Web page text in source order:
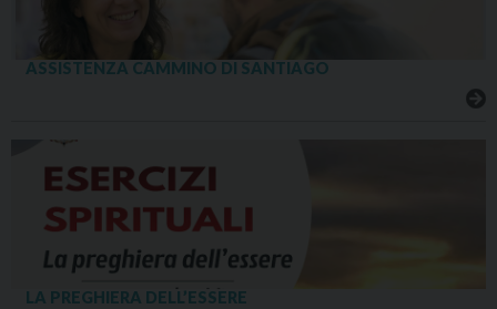
ASSISTENZA CAMMINO DI SANTIAGO
LA PREGHIERA DELL’ESSERE